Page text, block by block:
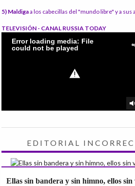
5) Maldigaa los cabecillas del "mundo libre" y a sus
TELEVISIÓN - CANAL RUSSIA TODAY
EDITORIAL
Ellas sin bandera y sin himno, ellos sin